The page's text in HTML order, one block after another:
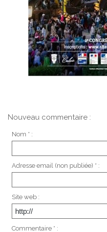
Nouveau commentaire :
Nom * :
Adresse email (non publiée) * :
Site web :
Commentaire * :